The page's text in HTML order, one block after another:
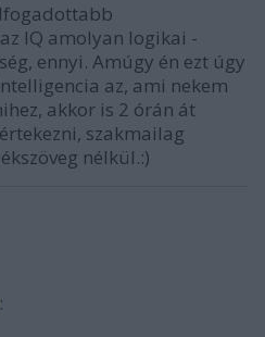
IQ amolyan logikai -
ennyi. Amúgy én ezt úgy
az, ami nekem
akkor is 2 órán át
szakmailag
nélkül.:)
: